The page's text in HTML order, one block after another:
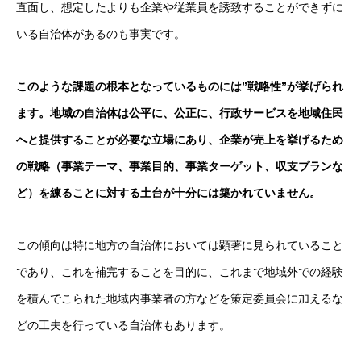
直面し、想定したよりも企業や従業員を誘致することができずに
いる自治体があるのも事実です。
このような課題の根本となっているものには”戦略性”が挙げられ
ます。地域の自治体は公平に、公正に、行政サービスを地域住民
へと提供することが必要な立場にあり、企業が売上を挙げるため
の戦略（事業テーマ、事業目的、事業ターゲット、収支プランな
ど）を練ることに対する土台が十分には築かれていません。
この傾向は特に地方の自治体においては顕著に見られていること
であり、これを補完することを目的に、これまで地域外での経験
を積んでこられた地域内事業者の方などを策定委員会に加えるな
どの工夫を行っている自治体もあります。